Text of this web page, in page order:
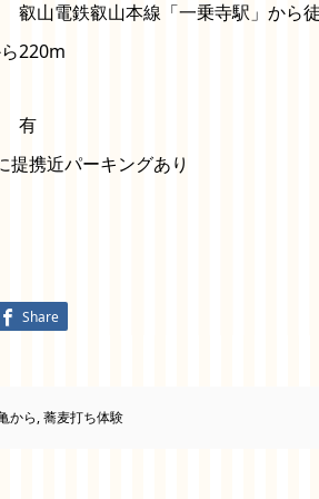
山電鉄叡山本線「一乗寺駅」から
220m
有
提携近パーキングあり
Share
から,蕎麦打ち体験